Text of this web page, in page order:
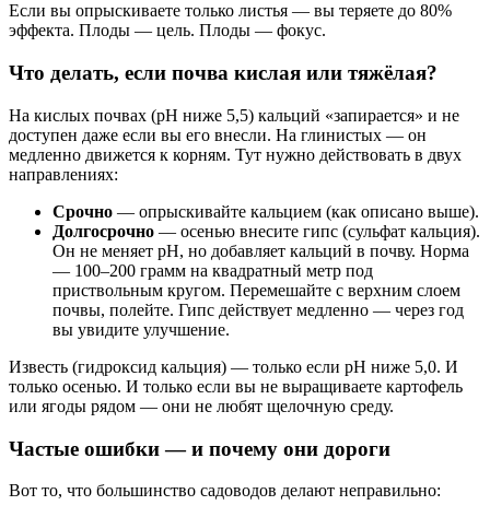
Если вы опрыскиваете только листья — вы теряете до 80%
эффекта. Плоды — цель. Плоды — фокус.
Что делать, если почва кислая или тяжёлая?
На кислых почвах (pH ниже 5,5) кальций «запирается» и не
доступен даже если вы его внесли. На глинистых — он
медленно движется к корням. Тут нужно действовать в двух
направлениях:
Срочно — опрыскивайте кальцием (как описано выше).
Долгосрочно — осенью внесите гипс (сульфат кальция).
Он не меняет pH, но добавляет кальций в почву. Норма
— 100–200 грамм на квадратный метр под
приствольным кругом. Перемешайте с верхним слоем
почвы, полейте. Гипс действует медленно — через год
вы увидите улучшение.
Известь (гидроксид кальция) — только если pH ниже 5,0. И
только осенью. И только если вы не выращиваете картофель
или ягоды рядом — они не любят щелочную среду.
Частые ошибки — и почему они дороги
Вот то, что большинство садоводов делают неправильно: